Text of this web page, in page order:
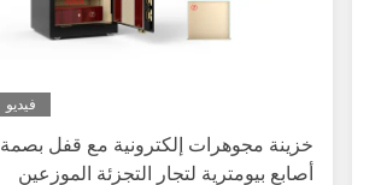
فيديو
خزينة مجوهرات إلكترونية مع قفل بصمة
أصابع بيومترية لتجار التجزئة الموزعين